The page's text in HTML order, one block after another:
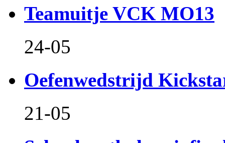
Teamuitje VCK MO13
24-05
Oefenwedstrijd
21-05